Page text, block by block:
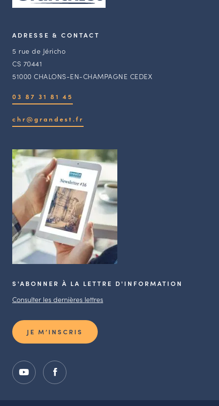
ADRESSE & CONTACT
5 rue de Jéricho
CS 70441
51000 CHALONS-EN-CHAMPAGNE CEDEX
03 87 31 81 45
chr@grandest.fr
S'ABONNER À LA LETTRE D'INFORMATION
Consulter les dernières lettres
JE M’INSCRIS